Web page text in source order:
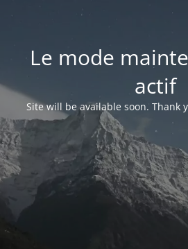
Le mode
actif
Site will be available soon. Thank